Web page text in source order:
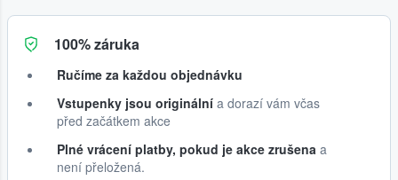
100% záruka
Ručíme za každou objednávku
Vstupenky jsou originální a dorazí vám včas
před začátkem akce
Plné vrácení platby, pokud je akce zrušena a
není přeložená.